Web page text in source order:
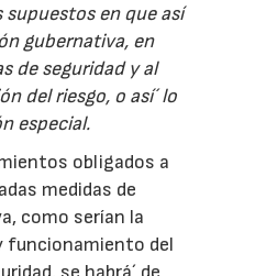
supuestos en que así
gubernativa, en
de seguridad y al
del riesgo, o así´ lo
especial.
obligados a
medidas de
como serían la
funcionamiento del